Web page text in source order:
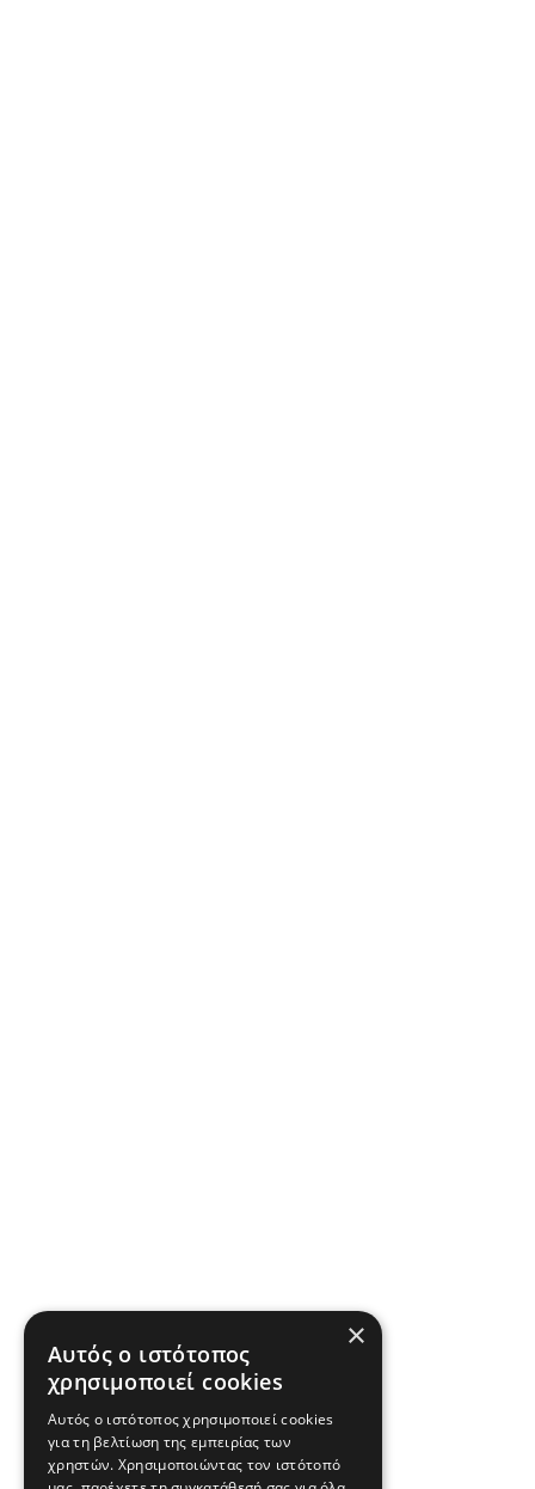
×
Αυτός ο ιστότοπος
χρησιμοποιεί cookies
Αυτός ο ιστότοπος χρησιμοποιεί cookies
για τη βελτίωση της εμπειρίας των
χρηστών. Χρησιμοποιώντας τον ιστότοπό